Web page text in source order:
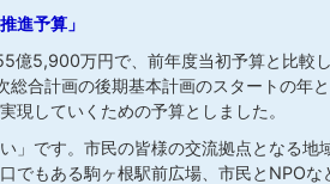
進予算」
億5,900万円で、前年度当初予算と比較
総合計画の後期基本計画のスタートの年
現していくための予算としました。
」です。市民の皆様の交流拠点となる地
でもある駒ヶ根駅前広場、市民とNPO